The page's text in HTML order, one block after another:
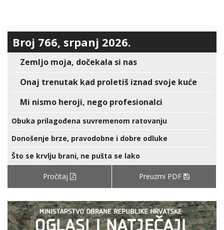
Broj 766, srpanj 2026.
Zemljo moja, dočekala si nas
Onaj trenutak kad proletiš iznad svoje kuće
Mi nismo heroji, nego profesionalci
Obuka prilagođena suvremenom ratovanju
Donošenje brze, pravodobne i dobre odluke
Što se krvlju brani, ne pušta se lako
Pročitaj Preuzmi PDF